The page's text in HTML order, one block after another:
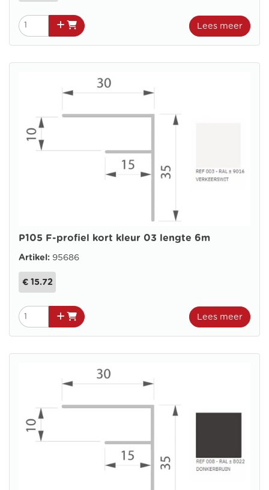
Lees meer
P105 F-profiel kort kleur 03 lengte 6m
Artikel: 95686
€ 15.72
Lees meer